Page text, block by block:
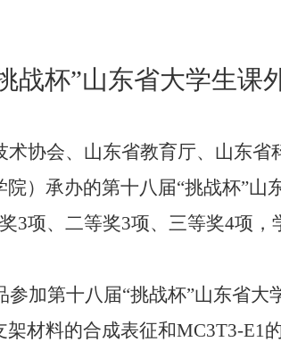
战杯”山东省大学生课
协会、山东省教育厅、山东
）承办的第十八届“挑战杯”山
3项、二等奖3项、三等奖4项，
参加第十八届“挑战杯”山东省
材料的合成表征和MC3T3-E1